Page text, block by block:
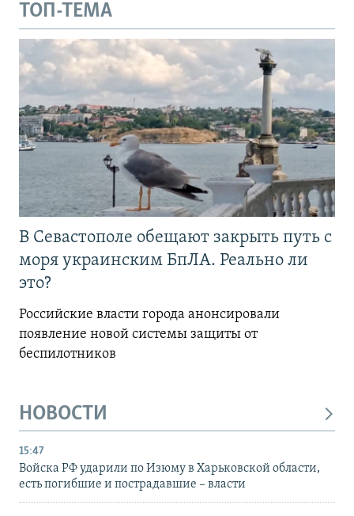
ТОП-ТЕМА
В Севастополе обещают закрыть путь с
моря украинским БпЛА. Реально ли
это?
Российские власти города анонсировали
появление новой системы защиты от
беспилотников
НОВОСТИ
15:47
Войска РФ ударили по Изюму в Харьковской области,
есть погибшие и пострадавшие – власти